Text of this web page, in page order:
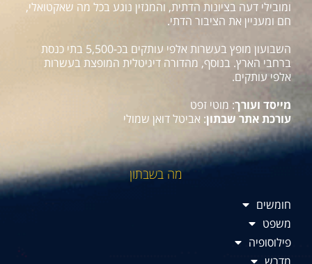
ומובילי דעה בציונות הדתית, והמגזין נוגע בכל מה שאקטואלי,
חם ומעניין את הציבור הדתי.
השבועון מופץ בעשרות אלפי עותקים בכ-5,500 בתי כנסת
ברחבי הארץ. בנוסף, מהדורה דיגיטלית המופצת בעשרות
אלפי עותקים.
מייסד ועורך: מוטי זפט
עורכת אתר שבתון: אביטל דואן שמולי
מה בשבתון
חומשים
משפט
פילוסופיה